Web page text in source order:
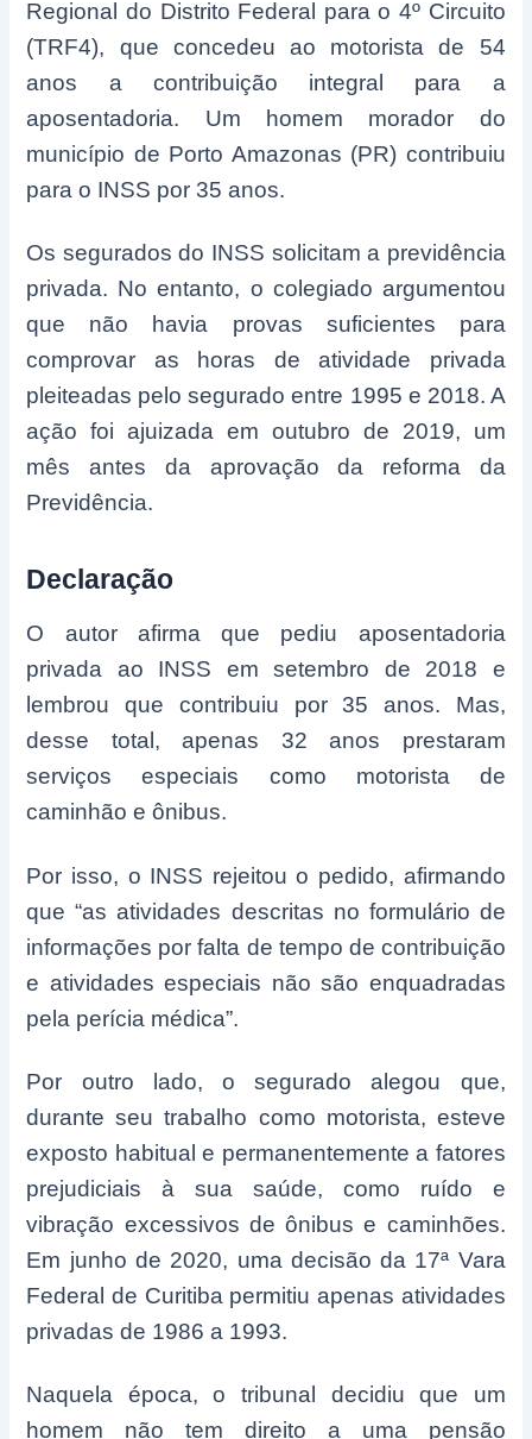
Regional do Distrito Federal para o 4º Circuito
(TRF4), que concedeu ao motorista de 54
anos a contribuição integral para a
aposentadoria. Um homem morador do
município de Porto Amazonas (PR) contribuiu
para o INSS por 35 anos.
Os segurados do INSS solicitam a previdência
privada. No entanto, o colegiado argumentou
que não havia provas suficientes para
comprovar as horas de atividade privada
pleiteadas pelo segurado entre 1995 e 2018. A
ação foi ajuizada em outubro de 2019, um
mês antes da aprovação da reforma da
Previdência.
Declaração
O autor afirma que pediu aposentadoria
privada ao INSS em setembro de 2018 e
lembrou que contribuiu por 35 anos. Mas,
desse total, apenas 32 anos prestaram
serviços especiais como motorista de
caminhão e ônibus.
Por isso, o INSS rejeitou o pedido, afirmando
que “as atividades descritas no formulário de
informações por falta de tempo de contribuição
e atividades especiais não são enquadradas
pela perícia médica”.
Por outro lado, o segurado alegou que,
durante seu trabalho como motorista, esteve
exposto habitual e permanentemente a fatores
prejudiciais à sua saúde, como ruído e
vibração excessivos de ônibus e caminhões.
Em junho de 2020, uma decisão da 17ª Vara
Federal de Curitiba permitiu apenas atividades
privadas de 1986 a 1993.
Naquela época, o tribunal decidiu que um
homem não tem direito a uma pensão